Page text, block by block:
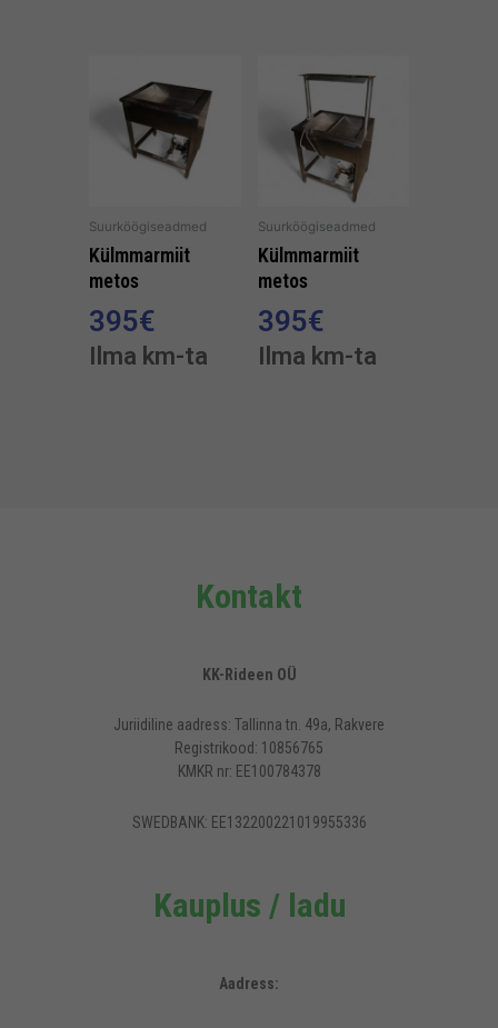
Suurköögiseadmed
Külmmarmiit
metos
395€
Ilma km-ta
Suurköögiseadmed
Külmmarmiit
metos
395€
Ilma km-ta
Kontakt
KK-Rideen OÜ
Juriidiline aadress: Tallinna tn. 49a, Rakvere
Registrikood: 10856765
KMKR nr: EE100784378
SWEDBANK: EE132200221019955336
Kauplus / ladu
Aadress: